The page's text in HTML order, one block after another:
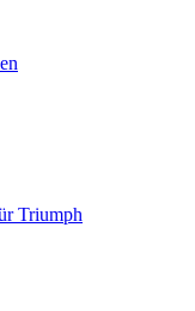
Triumph